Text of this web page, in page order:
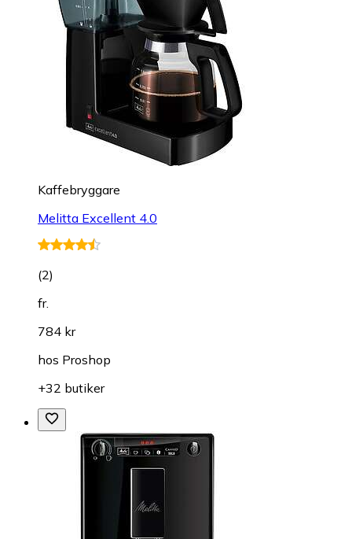
Kaffebryggare
Melitta Excellent 4.0
(2)
fr.
784 kr
hos Proshop
+32 butiker